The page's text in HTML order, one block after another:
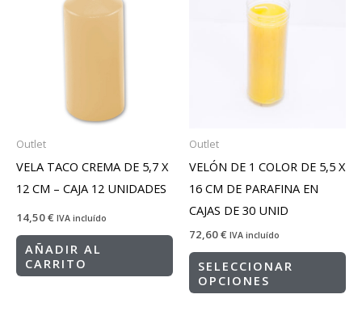
Outlet
VELA TACO CREMA DE 5,7 X
12 CM – CAJA 12 UNIDADES
14,50€ IVA incluído
AÑADIR AL
CARRITO
Outlet
VELÓN DE 1 COLOR DE 5,5 X
16 CM DE PARAFINA EN
CAJAS DE 30 UNID
72,60€ IVA incluído
SELECCIONAR
OPCIONES